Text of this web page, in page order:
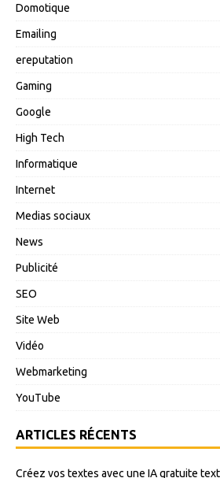
Domotique
Emailing
ereputation
Gaming
Google
High Tech
Informatique
Internet
Medias sociaux
News
Publicité
SEO
Site Web
Vidéo
Webmarketing
YouTube
ARTICLES RÉCENTS
Créez vos textes avec une IA gratuite